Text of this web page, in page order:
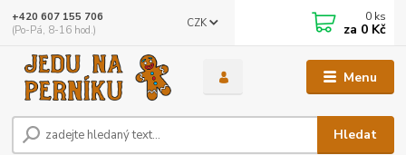
Menu
CZK
Hledat
+420 607 155 706
(Po-Pá, 8-16 hod.)
0 ks
za 0 Kč